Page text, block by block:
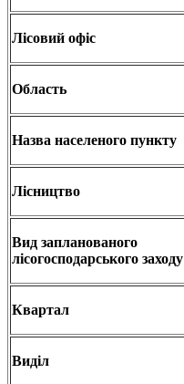
Лісовий офіс
Область
Назва населеного пункту
Лісництво
Вид запланованого
лісогосподарського заходу
Квартал
Виділ